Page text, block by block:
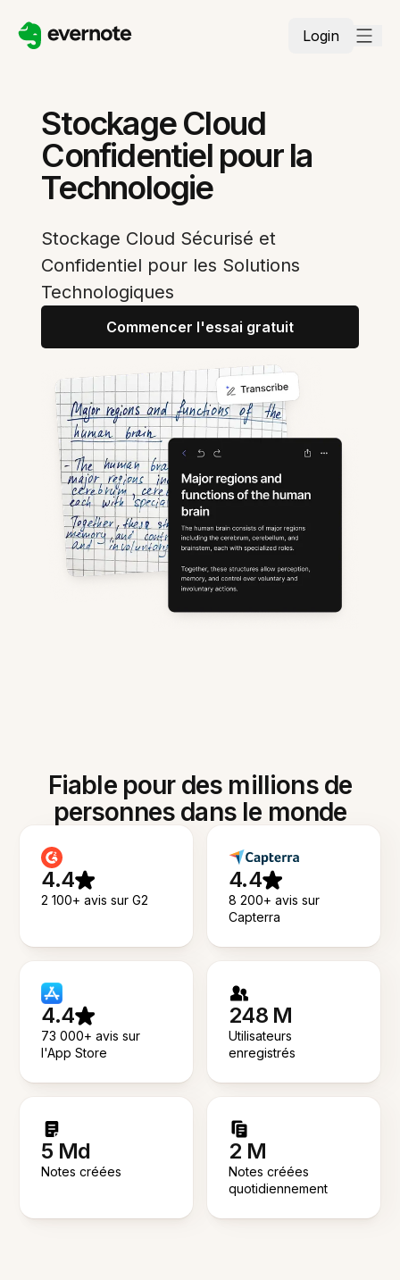
Login
Stockage Cloud
Confidentiel pour la
Technologie
Stockage Cloud Sécurisé et
Confidentiel pour les Solutions
Technologiques
Commencer l'essai gratuit
Fiable pour des millions de
personnes dans le monde
4.4
2 100+ avis sur G2
4.4
8 200+ avis sur
Capterra
4.4
73 000+ avis sur
l'App Store
248 M
Utilisateurs
enregistrés
5 Md
Notes créées
2 M
Notes créées
quotidiennement